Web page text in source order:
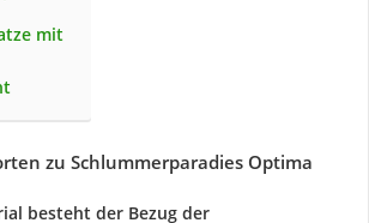
mit
zu Schlummerparadies Optima
besteht der Bezug der